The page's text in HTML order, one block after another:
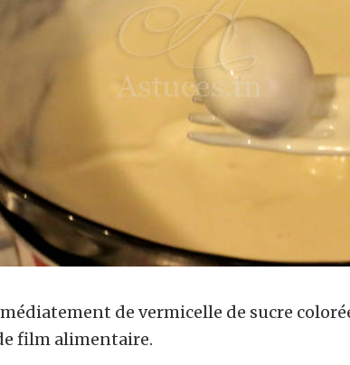
de vermicelle de sucre
film alimentaire.